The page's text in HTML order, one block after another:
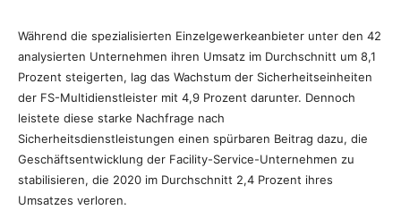
Während die spezialisierten Einzelgewerkeanbieter unter den 42
analysierten Unternehmen ihren Umsatz im Durchschnitt um 8,1
Prozent steigerten, lag das Wachstum der Sicherheitseinheiten
der FS-Multidienstleister mit 4,9 Prozent darunter. Dennoch
leistete diese starke Nachfrage nach
Sicherheitsdienstleistungen einen spürbaren Beitrag dazu, die
Geschäftsentwicklung der Facility-Service-Unternehmen zu
stabilisieren, die 2020 im Durchschnitt 2,4 Prozent ihres
Umsatzes verloren.